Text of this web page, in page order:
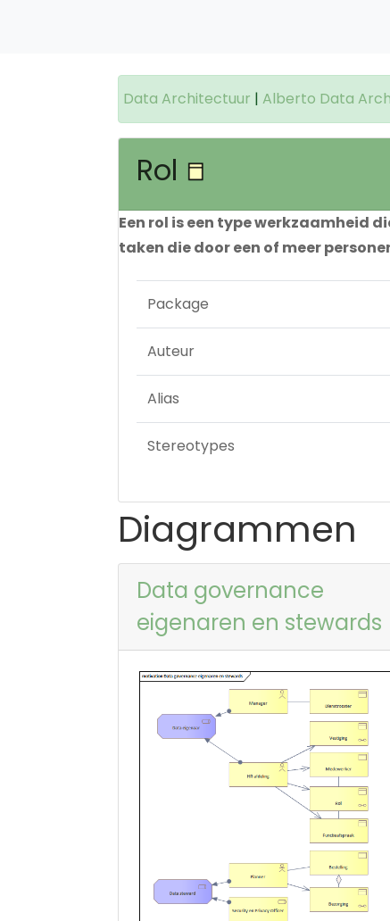
Data Architectuur | Alberto Data
Rol
Een rol is een type werkzaamheid
taken die door een of meer
Package
Auteur
Alias
Stereotypes
Diagrammen
Data governance
eigenaren en stewards